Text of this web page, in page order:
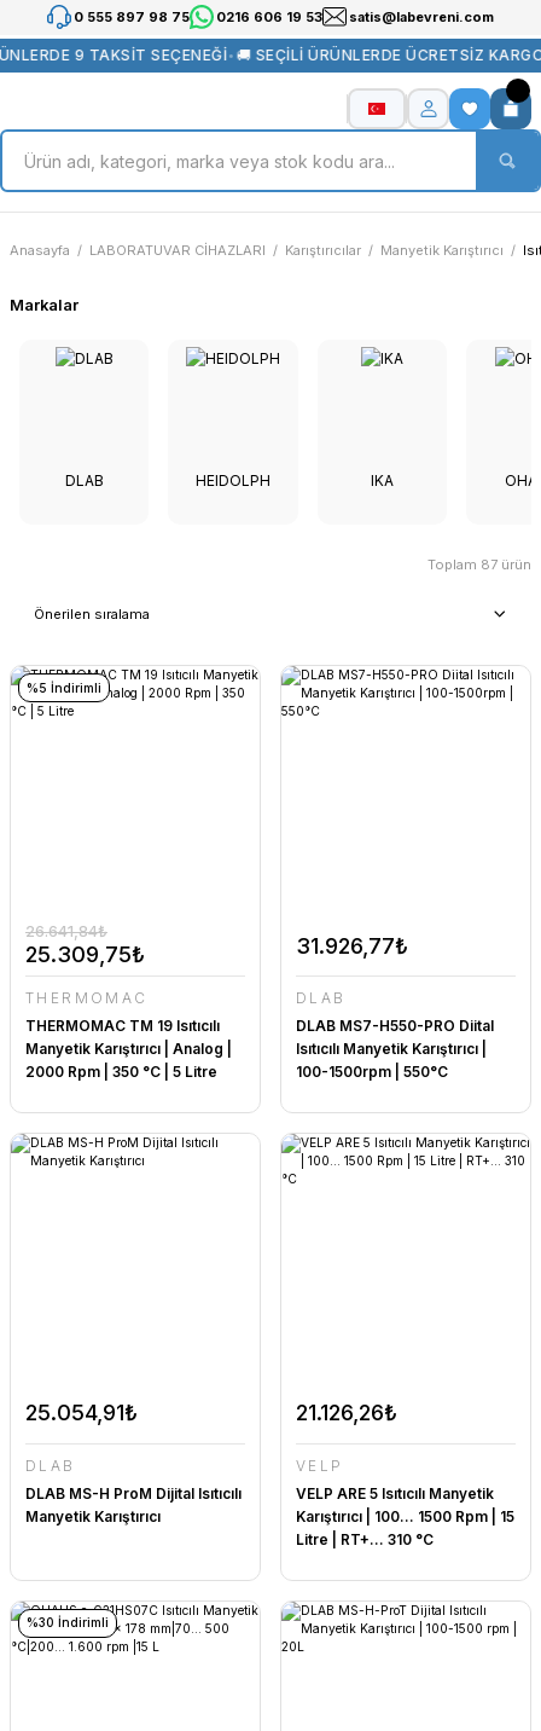
0 555 897 98 75 0216 606 19 53 satis@labevreni.com
9 TAKSİT SEÇENEĞİ•🚚 SEÇİLİ ÜRÜNLERDE ÜCRETSİZ KARGO•🛠️
Anasayfa LABORATUVAR CİHAZLARI Karıştırıcılar Manyetik Karıştırıcı
Markalar
DLAB HEIDOLPH IKA
Toplam 87 ürün
%5 İndirimli
25.309,75₺
26.641,84₺
THERMOMAC
THERMOMAC TM 19 Isıtıcılı
Manyetik Karıştırıcı | Analog |
2000 Rpm | 350 °C | 5 Litre
31.926,77₺
DLAB
DLAB MS7-H550-PRO Diital
Isıtıcılı Manyetik Karıştırıcı |
100-1500rpm | 550°C
25.054,91₺
DLAB
DLAB MS-H ProM Dijital Isıtıcılı
Manyetik Karıştırıcı
21.126,26₺
VELP
VELP ARE 5 Isıtıcılı Manyetik
Karıştırıcı | 100... 1500 Rpm | 15
Litre | RT+... 310 °C
%30 İndirimli